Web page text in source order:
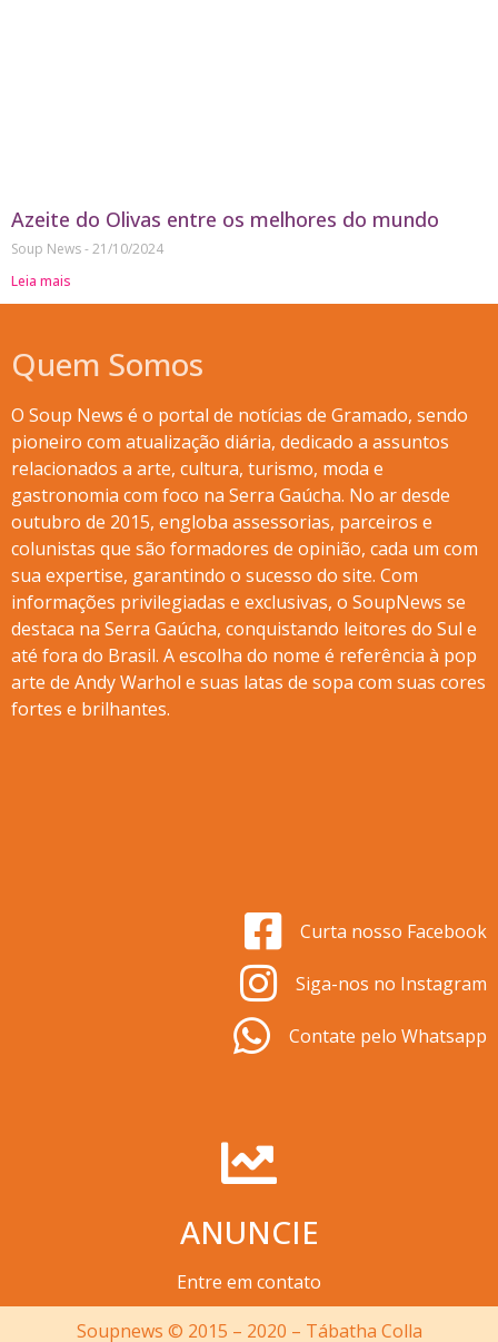
Azeite do Olivas entre os melhores do mundo
Soup News 21/10/2024
Leia mais
Quem Somos
O Soup News é o portal de notícias de Gramado, sendo
pioneiro com atualização diária, dedicado a assuntos
relacionados a arte, cultura, turismo, moda e
gastronomia com foco na Serra Gaúcha. No ar desde
outubro de 2015, engloba assessorias, parceiros e
colunistas que são formadores de opinião, cada um com
sua expertise, garantindo o sucesso do site. Com
informações privilegiadas e exclusivas, o SoupNews se
destaca na Serra Gaúcha, conquistando leitores do Sul e
até fora do Brasil. A escolha do nome é referência à pop
arte de Andy Warhol e suas latas de sopa com suas cores
fortes e brilhantes.
Curta nosso Facebook
Siga-nos no Instagram
Contate pelo Whatsapp
ANUNCIE
Entre em contato
Soupnews © 2015 – 2020 – Tábatha Colla